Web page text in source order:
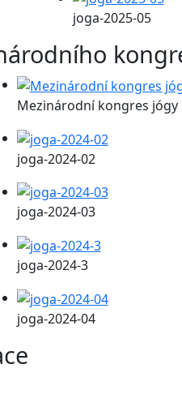
joga-2025-05
Mezinárodní kongres jógy
joga-2024-02
joga-2024-03
joga-2024-3
joga-2024-04